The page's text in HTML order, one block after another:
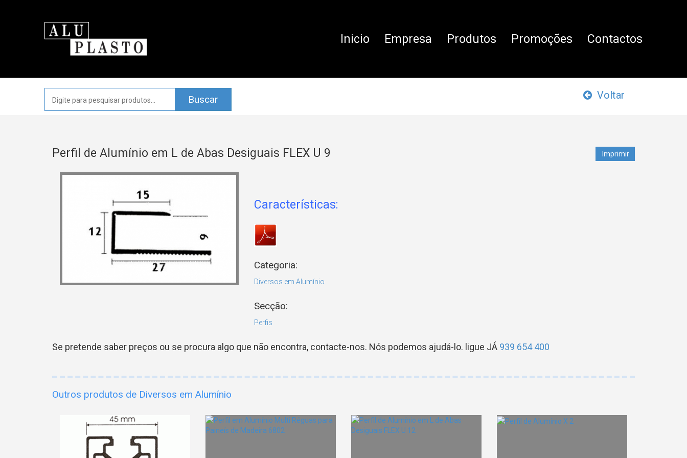
Inicio Empresa Produtos Promoções Contactos
Voltar
Perfil de Alumínio em L de Abas Desiguais FLEX U 9 Imprimir
Características:
Categoria:
Diversos em Alumínio
Secção:
Perfis
Se pretende saber preços ou se procura algo que não encontra, contacte-nos. Nós podemos ajudá-lo. ligue JÁ 939 654 400
Outros produtos de Diversos em Alumínio